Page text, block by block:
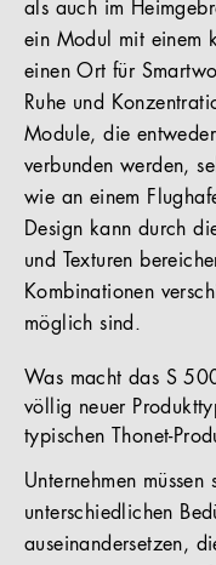
als auch im
ein Modul mit einem
einen Ort für
Ruhe und
Module, die
verbunden werden,
wie an einem
Design kann durch
und Texturen
Kombinationen
möglich sind.
Was macht das S
völlig neuer
typischen Thonet-
Unternehmen
unterschiedlichen
auseinandersetzen,